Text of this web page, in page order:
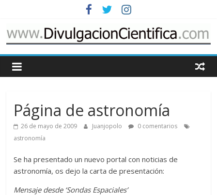
contenido
Cosas
divulgación
de
ciencia
Página de astronomía
26 de mayo de 2009 Juanjopolo
0 comentarios
astronomía
Se ha presentado un nuevo portal con noticias de
astronomía, os dejo la carta de presentación:
Mensaje desde ‘Sondas Espaciales’